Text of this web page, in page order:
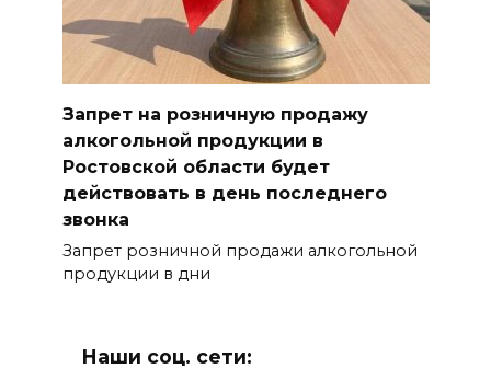
Запрет на розничную продажу
алкогольной продукции в
Ростовской области будет
действовать в день последнего
звонка
Запрет розничной продажи алкогольной
продукции в дни
Наши соц. сети: